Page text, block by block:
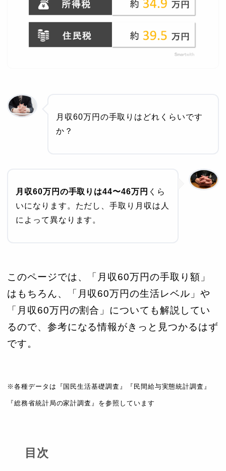
月収60万円の手取りはどれくらいです
か？
月収60万円の手取りは44〜46万円 くら
いになります。ただし、手取り月収は人
によって異なります。
このページでは、「月収60万円の手取り額」
はもちろん、「月収60万円の生活レベル」や
「月収60万円の割合」についても解説してい
るので、参考になる情報がきっと見つかるはず
です。
※各種データは『国民生活基礎調査』『民間給与実態統計調査』
『総務省統計局の家計調査』を参照しています
目次